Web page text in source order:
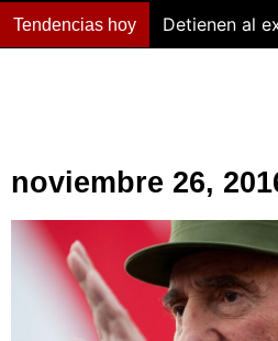
Tendencias hoy Detienen al
noviembre 26,